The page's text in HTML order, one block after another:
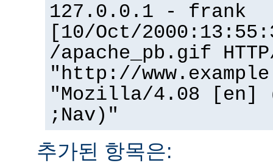
127.0.0.1 - frank
[10/Oct/
/apache_pb.gif
"http://
"Mozilla/4.08 [en]
;Nav)"
추가된 항목은: